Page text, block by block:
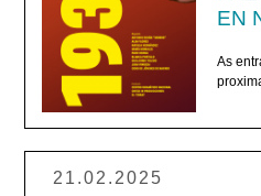
EN
As
21.02.2025